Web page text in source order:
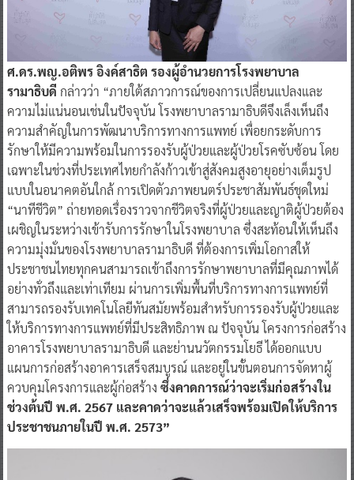
ศ.ดร.พญ.อติพร อิงค์สาธิต รองผู้อำนวยการโรงพยาบาล
รามาธิบดี กล่าวว่า “ภายใต้สภาวการณ์ของการเปลี่ยนแปลงและ
ความไม่แน่นอนเช่นในปัจจุบัน โรงพยาบาลรามาธิบดีจึงเล็งเห็นถึง
ความสำคัญในการพัฒนาบริการทางการแพทย์ เพื่อยกระดับการ
รักษาให้มีความพร้อมในการรองรับผู้ป่วยและผู้ป่วยโรคซับซ้อน โดย
เฉพาะในช่วงที่ประเทศไทยกำลังก้าวเข้าสู่สังคมสูงอายุอย่างเต็มรูป
แบบในอนาคตอันใกล้ การเปิดตัวภาพยนตร์ประชาสัมพันธ์ชุดใหม่
“นาทีชีวิต” ถ่ายทอดเรื่องราวจากชีวิตจริงที่ผู้ป่วยและญาติผู้ป่วยต้อง
เผชิญในระหว่างเข้ารับการรักษาในโรงพยาบาล ซึ่งสะท้อนให้เห็นถึง
ความมุ่งมั่นของโรงพยาบาลรามาธิบดี ที่ต้องการเพิ่มโอกาสให้
ประชาชนไทยทุกคนสามารถเข้าถึงการรักษาพยาบาลที่มีคุณภาพได้
อย่างทั่วถึงและเท่าเทียม ผ่านการเพิ่มพื้นที่บริการทางการแพทย์ที่
สามารถรองรับเทคโนโลยีทันสมัยพร้อมสำหรับการรองรับผู้ป่วยและ
ให้บริการทางการแพทย์ที่มีประสิทธิภาพ ณ ปัจจุบัน โครงการก่อสร้าง
อาคารโรงพยาบาลรามาธิบดี และย่านนวัตกรรมโยธี ได้ออกแบบ
แผนการก่อสร้างอาคารเสร็จสมบูรณ์ และอยู่ในขั้นตอนการจัดหาผู้
ควบคุมโครงการและผู้ก่อสร้าง ซึ่งคาดการณ์ว่าจะเริ่มก่อสร้างใน
ช่วงต้นปี พ.ศ. 2567 และคาดว่าจะแล้วเสร็จพร้อมเปิดให้บริการ
ประชาชนภายในปี พ.ศ. 2573”